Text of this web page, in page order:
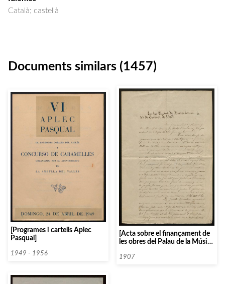
Català; castellà
Documents similars (1457)
[Programes i cartells Aplec
Pasqual]
1949 - 1956
[Acta sobre el finançament de
les obres del Palau de la Música
1907